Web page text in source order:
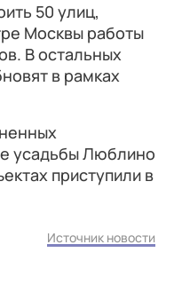
50 улиц,
Москвы работы
В остальных
в рамках
усадьбы Люблино
приступили в
Источник новости